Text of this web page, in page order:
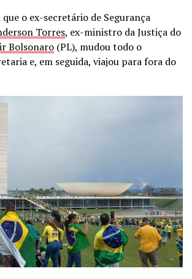
o ex-secretário de Segurança
Torres, ex-ministro da Justiça do
Bolsonaro (PL), mudou todo o
e, em seguida, viajou para fora do